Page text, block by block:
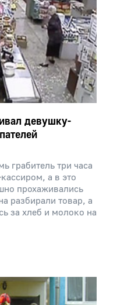
девушку-
грабитель три часа
а в это
прохаживались
разбирали товар, а
за хлеб и молоко на